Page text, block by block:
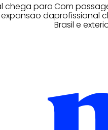
chega para
expansão da
Com
profissional
Brasil e